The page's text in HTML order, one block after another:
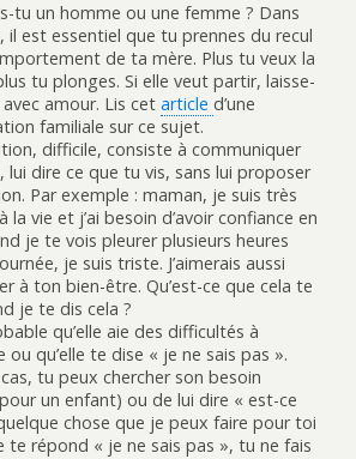
tu un homme ou une femme ? Dans
il est essentiel que tu prennes du recul
de ta mère. Plus tu veux la
tu plonges. Si elle veut partir, laisse-
amour. Lis cet article d’une
familiale sur ce sujet.
difficile, consiste à communiquer
lui dire ce que tu vis, sans lui proposer
Par exemple : maman, je suis très
la vie et j’ai besoin d’avoir confiance en
je te vois pleurer plusieurs heures
je suis triste. J’aimerais aussi
à ton bien-être. Qu’est-ce que cela te
je te dis cela ?
qu’elle aie des difficultés à
ou qu’elle te dise « je ne sais pas ».
tu peux chercher son besoin
un enfant) ou de lui dire « est-ce
chose que je peux faire pour toi
te répond « je ne sais pas », tu ne fais